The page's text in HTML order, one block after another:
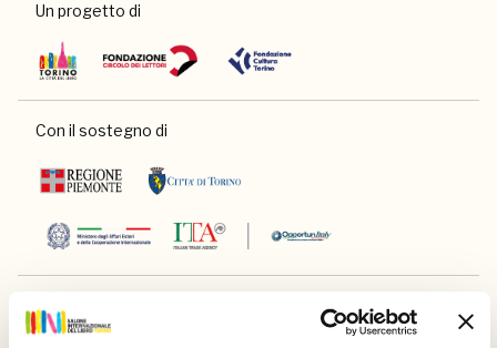
Un progetto di
Con il sostegno di
E di